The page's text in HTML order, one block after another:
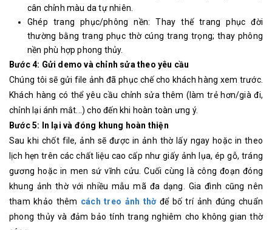
cân chỉnh màu da tự nhiên.
Ghép trang phục/phông nền: Thay thế trang phục đời
thường bằng trang phục thờ cúng trang trọng; thay phông
nền phù hợp phong thủy.
Bước 4: Gửi demo và chỉnh sửa theo yêu cầu
Chúng tôi sẽ gửi file ảnh đã phục chế cho khách hàng xem trước.
Khách hàng có thể yêu cầu chỉnh sửa thêm (làm trẻ hơn/già đi,
chỉnh lại ánh mắt...) cho đến khi hoàn toàn ưng ý.
Bước 5: In lại và đóng khung hoàn thiện
Sau khi chốt file, ảnh sẽ được in ảnh thờ lấy ngay hoặc in theo
lịch hẹn trên các chất liệu cao cấp như giấy ảnh lụa, ép gỗ, tráng
gương hoặc in men sứ vĩnh cửu. Cuối cùng là công đoạn đóng
khung ảnh thờ với nhiều mẫu mã đa dạng. Gia đình cũng nên
tham khảo thêm cách treo ảnh thờ để bố trí ảnh đúng chuẩn
phong thủy và đảm bảo tính trang nghiêm cho không gian thờ